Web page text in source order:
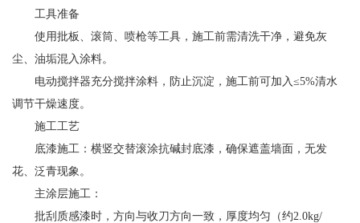
工具准备
使用批板、滚筒、喷枪等工具，施工前需清洗干净，避免灰
尘、油垢混入涂料。
电动搅拌器充分搅拌涂料，防止沉淀，施工前可加入≤5%清水
调节干燥速度。
施工工艺
底漆施工：横竖交替滚涂抗碱封底漆，确保遮盖墙面，无发
花、泛青现象。
主涂层施工：
批刮质感漆时，方向与收刀方向一致，厚度均匀（约2.0kg/